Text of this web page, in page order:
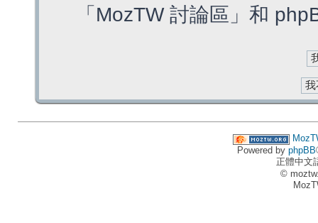
「MozTW 討論區」和
Powered by phpBB
正體中文
©